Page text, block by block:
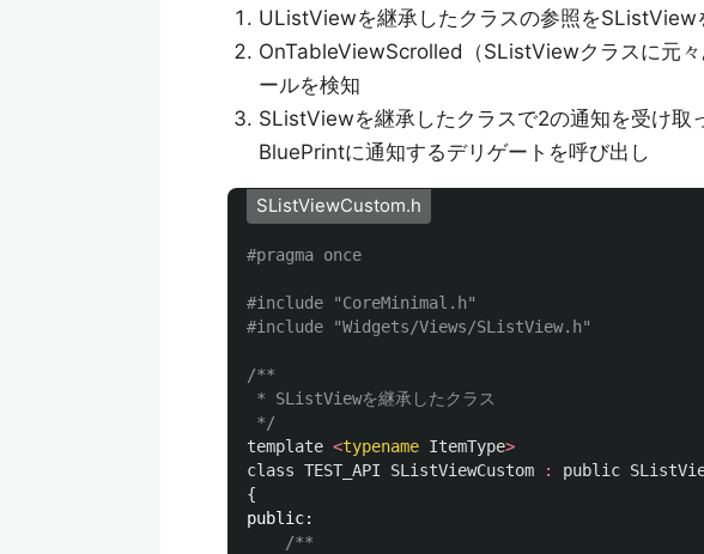
UListViewを継承したクラスの参照をSListView
OnTableViewScrolled（SListViewクラスに元
ールを検知
SListViewを継承したクラスで2の通知を受け
BluePrintに通知するデリゲートを呼び出し
SListViewCustom.h
#include
"CoreMinimal.h"
#include
"Widgets/Views/SListView.h"
/**
* SListViewを継承したクラス
*/
template <typename ItemType>
class TEST_API SListViewCustom : public
{
public:
/**